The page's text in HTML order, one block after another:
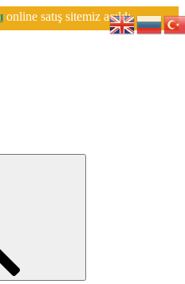
online satış sitemiz açıldı.